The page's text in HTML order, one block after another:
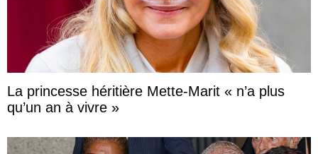
La princesse héritière Mette-Marit « n’a plus
qu’un an à vivre »